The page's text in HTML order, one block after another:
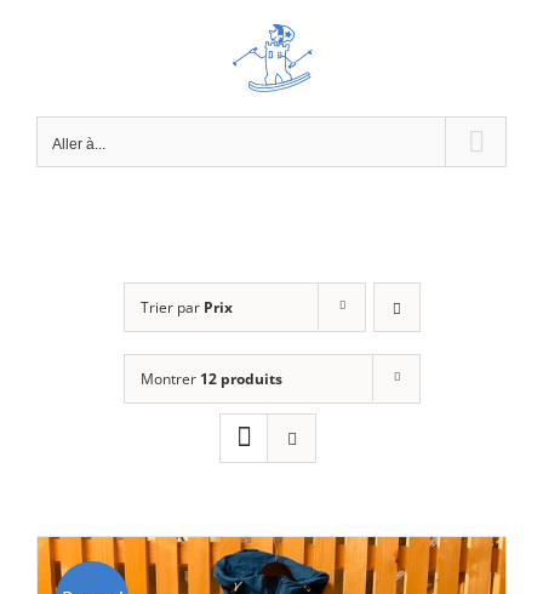
Aller à...
Trier par Prix
Montrer 12 produits